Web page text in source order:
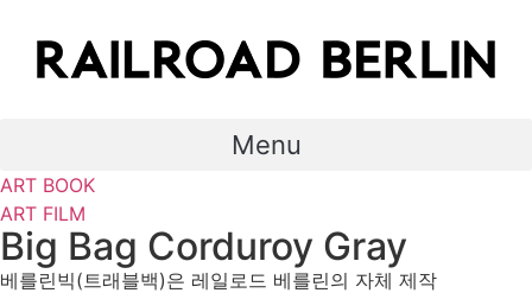
content
Menu
ART BOOK
ART FILM
Big Bag Corduroy Gray
베를린빅(트래블백)은 레일로드 베를린의 자체 제작